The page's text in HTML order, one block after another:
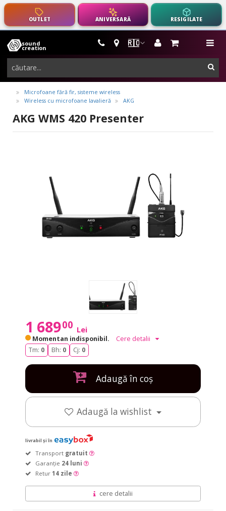
OUTLET ANIVERSARĂ RESIGILATE
🇷🇴
sound
creation
instrumente
muzicale,
echipamente
pro-
audio
Microfoane fără fir, sisteme wireless
Wireless cu microfoane lavalieră
AKG
AKG WMS 420 Presenter
1 68900 Lei
Momentan indisponibil.
Cere detalii
Tm: 0 Bh: 0 Cj: 0
Adaugă în coș
Adaugă la wishlist
livrabil și în
Transport gratuit
Garanție 24 luni
Retur 14 zile
cere detalii